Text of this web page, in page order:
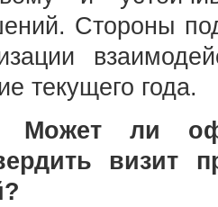
Стороны
текущего года.
Может ли
визит